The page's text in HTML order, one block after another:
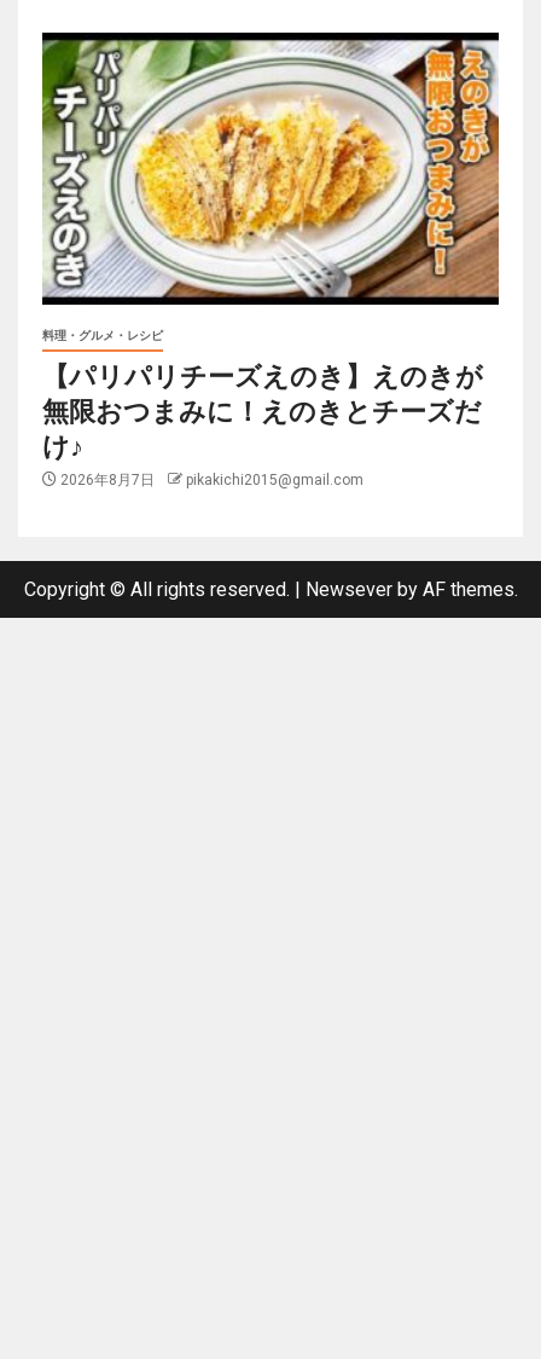
料理・グルメ・レシピ
【パリパリチーズえのき】えのきが
無限おつまみに！えのきとチーズだ
け♪
2026年8月7日 pikakichi2015@gmail.com
Copyright © All rights reserved. | Newseverby AF themes.